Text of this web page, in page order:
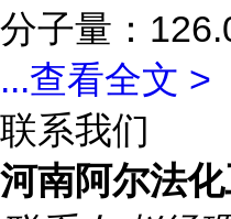
分子量：
...查看全文 >
联系我们
河南阿尔法